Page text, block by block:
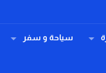
سياحة و سفر